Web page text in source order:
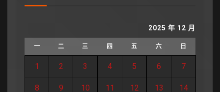
2025 年 12 月
一 二 三 四 五 六 日
1 2 3 4 5 6 7
8 9 10 11 12 13 14